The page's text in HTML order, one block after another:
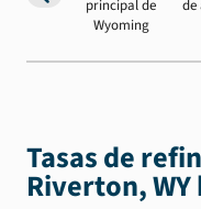
principal de
Wyoming
de
Tasas de
Riverton, WY